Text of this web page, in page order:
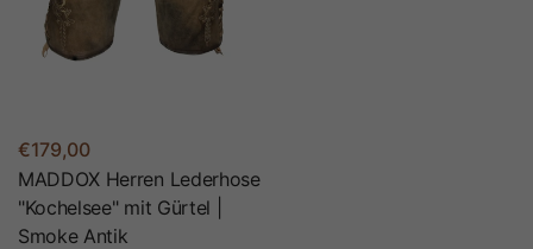
€179,00
MADDOX Herren Lederhose
"Kochelsee" mit Gürtel |
Smoke Antik